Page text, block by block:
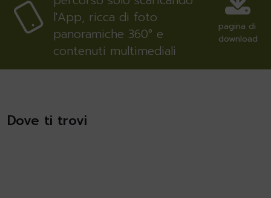
l'App, ricca di foto
panoramiche 360° e
contenuti multimediali
pagina di
download
Dove ti trovi